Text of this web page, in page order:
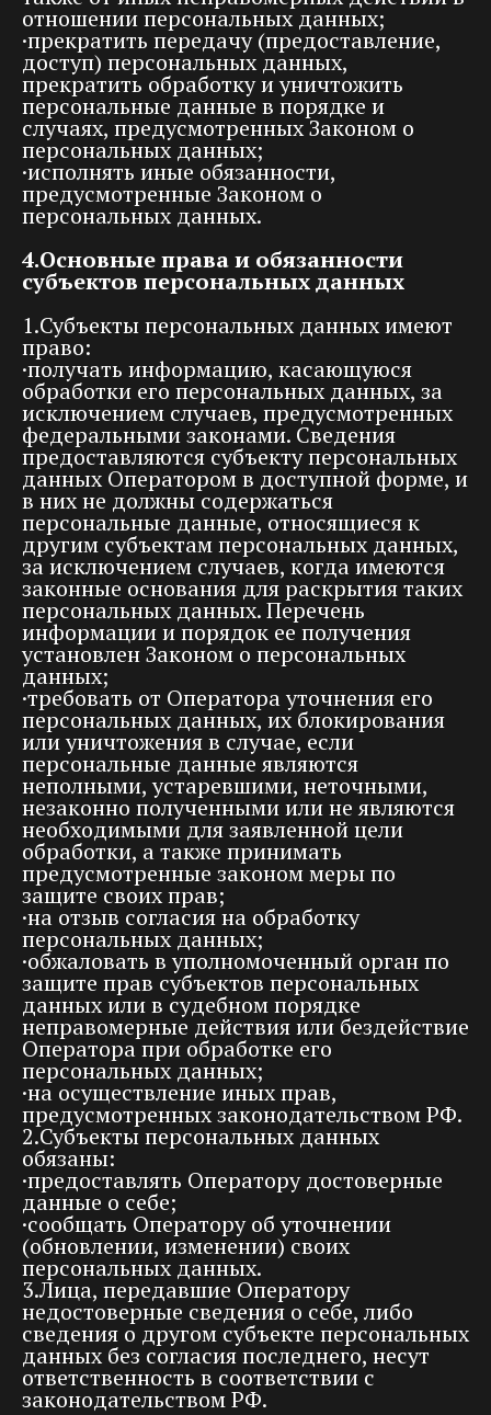
отношении персональных данных;
·прекратить передачу (предоставление,
доступ) персональных данных,
прекратить обработку и уничтожить
персональные данные в порядке и
случаях, предусмотренных Законом о
персональных данных;
·исполнять иные обязанности,
предусмотренные Законом о
персональных данных.
4.Основные права и обязанности
субъектов персональных данных
1.Субъекты персональных данных имеют
право:
·получать информацию, касающуюся
обработки его персональных данных, за
исключением случаев, предусмотренных
федеральными законами. Сведения
предоставляются субъекту персональных
данных Оператором в доступной форме, и
в них не должны содержаться
персональные данные, относящиеся к
другим субъектам персональных данных,
за исключением случаев, когда имеются
законные основания для раскрытия таких
персональных данных. Перечень
информации и порядок ее получения
установлен Законом о персональных
данных;
·требовать от Оператора уточнения его
персональных данных, их блокирования
или уничтожения в случае, если
персональные данные являются
неполными, устаревшими, неточными,
незаконно полученными или не являются
необходимыми для заявленной цели
обработки, а также принимать
предусмотренные законом меры по
защите своих прав;
·на отзыв согласия на обработку
персональных данных;
·обжаловать в уполномоченный орган по
защите прав субъектов персональных
данных или в судебном порядке
неправомерные действия или бездействие
Оператора при обработке его
персональных данных;
·на осуществление иных прав,
предусмотренных законодательством РФ.
2.Субъекты персональных данных
обязаны:
·предоставлять Оператору достоверные
данные о себе;
·сообщать Оператору об уточнении
(обновлении, изменении) своих
персональных данных.
3.Лица, передавшие Оператору
недостоверные сведения о себе, либо
сведения о другом субъекте персональных
данных без согласия последнего, несут
ответственность в соответствии с
законодательством РФ.